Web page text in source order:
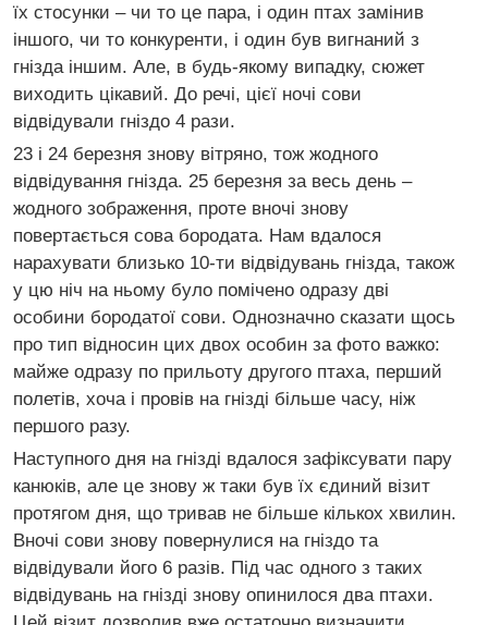
їх стосунки – чи то це пара, і один птах замінив
іншого, чи то конкуренти, і один був вигнаний з
гнізда іншим. Але, в будь-якому випадку, сюжет
виходить цікавий. До речі, цієї ночі сови
відвідували гніздо 4 рази.
23 і 24 березня знову вітряно, тож жодного
відвідування гнізда. 25 березня за весь день –
жодного зображення, проте вночі знову
повертається сова бородата. Нам вдалося
нарахувати близько 10-ти відвідувань гнізда, також
у цю ніч на ньому було помічено одразу дві
особини бородатої сови. Однозначно сказати щось
про тип відносин цих двох особин за фото важко:
майже одразу по прильоту другого птаха, перший
полетів, хоча і провів на гнізді більше часу, ніж
першого разу.
Наступного дня на гнізді вдалося зафіксувати пару
канюків, але це знову ж таки був їх єдиний візит
протягом дня, що тривав не більше кількох хвилин.
Вночі сови знову повернулися на гніздо та
відвідували його 6 разів. Під час одного з таких
відвідувань на гнізді знову опинилося два птахи.